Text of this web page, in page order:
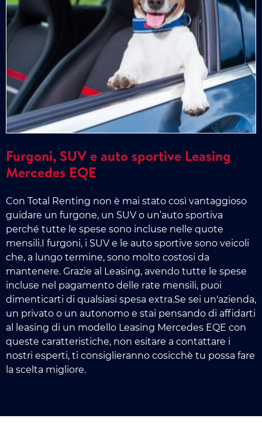
Furgoni, SUV e auto sportive Leasing
Mercedes EQE
Con Total Renting non è mai stato così vantaggioso
guidare un furgone, un SUV o un’auto sportiva
perché tutte le spese sono incluse nelle quote
mensili.I furgoni, i SUV e le auto sportive sono veicoli
che, a lungo termine, sono molto costosi da
mantenere. Grazie al Leasing, avendo tutte le spese
incluse nel pagamento delle rate mensili, puoi
dimenticarti di qualsiasi spesa extra.Se sei un'azienda,
un privato o un autonomo e stai pensando di affidarti
al leasing di un modello Leasing Mercedes EQE con
queste caratteristiche, non esitare a contattare i
nostri esperti, ti consiglieranno cosicchè tu possa fare
la scelta migliore.